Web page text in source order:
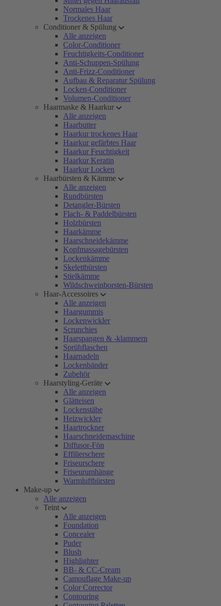
Normales Haar
Trockenes Haar
Conditioner & Spülung
Alle anzeigen
Color-Conditioner
Feuchtigkeits-Conditioner
Anti-Schuppen-Spülung
Anti-Frizz-Conditioner
Aufbau & Reparatur Spülung
Locken-Conditioner
Volumen-Conditioner
Haarmaske & Haarkur
Alle anzeigen
Haarbutter
Haarkur trockenes Haar
Haarkur gefärbtes Haar
Haarkur Feuchtigkeit
Haarkur Keratin
Haarkur Locken
Haarbürsten & Kämme
Alle anzeigen
Rundbürsten
Detangler-Bürsten
Flach- & Paddelbürsten
Holzbürsten
Haarkämme
Haarschneidekämme
Kopfmassagebürsten
Lockenkämme
Skelettbürsten
Stielkämme
Wildschweinborsten-Bürsten
Haar-Accessoires
Alle anzeigen
Haargummis
Lockenwickler
Scrunchies
Haarspangen & -klammern
Sprühflaschen
Haarnadeln
Lockenbänder
Zubehör
Haarstyling-Geräte
Alle anzeigen
Glätteisen
Lockenstäbe
Heizwickler
Haartrockner
Haarschneidemaschine
Diffusor-Fön
Effilierschere
Friseurschere
Friseurumhänge
Warmluftbürsten
Make-up
Alle anzeigen
Teint
Alle anzeigen
Foundation
Concealer
Puder
Blush
Highlighter
BB- & CC-Cream
Camouflage Make-up
Color Corrector
Contouring